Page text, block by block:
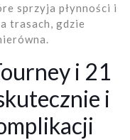
sprzyja płynności i
trasach, gdzie
i 21
i